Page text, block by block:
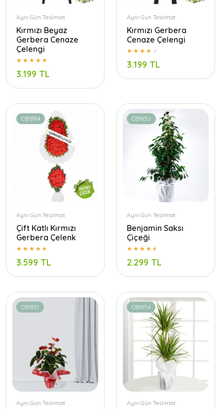
Aynı Gün Teslimat
Kırmızı Beyaz
Gerbera Cenaze
Çelengi
3.199 TL
Aynı Gün Teslimat
Kırmızı Gerbera
Cenaze Çelengi
3.199 TL
CB1884
Aynı Gün Teslimat
Çift Katlı Kırmızı
Gerbera Çelenk
3.599 TL
CB1852
Aynı Gün Teslimat
Benjamin Saksı
Çiçeği
2.299 TL
CB1851
Aynı Gün Teslimat
CB1854
Aynı Gün Teslimat